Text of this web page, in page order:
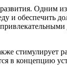
Одним
и обеспечить
стимулирует
в концепцию